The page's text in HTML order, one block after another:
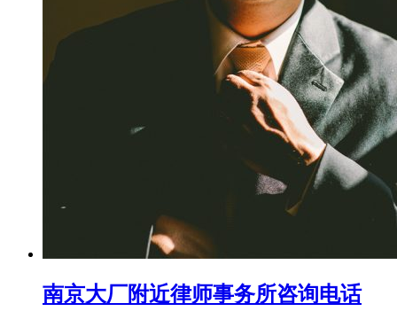
南京大厂附近律师事务所咨询电话